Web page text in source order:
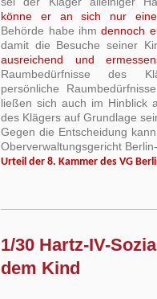
könne er an sich nur eine
Behörde habe ihmdennoch
damit die Besuche seiner
ausreichend und
Raumbedürfnisse des
persönliche
ließen sich auch im Hinblick
des Klägers auf Grundlage
Gegen die Entscheidung
Oberverwaltungsgericht
Urteil der 8. Kammer des VG
1/30 Hartz-IV-
dem Kind